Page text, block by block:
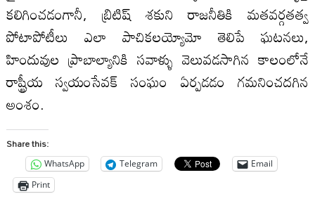
కలిగించడంగానీ, బ్రిటిష్‌ శకుని రాజనీతికి మతవర్గతత్వ
పోటాపోటీలు ఎలా పాచికలయ్యోమో తెలిపే ఘటనలు,
హిందువుల ప్రాబాల్యానికి సవాళ్ళు వెలువడసాగిన కాలంలోనే
రాష్ట్రీయ స్వయంసేవక్‌ సంఘం ఏర్పడడం గమనించదగిన
అంశం.
Share this:
WhatsApp Telegram
Email
Print